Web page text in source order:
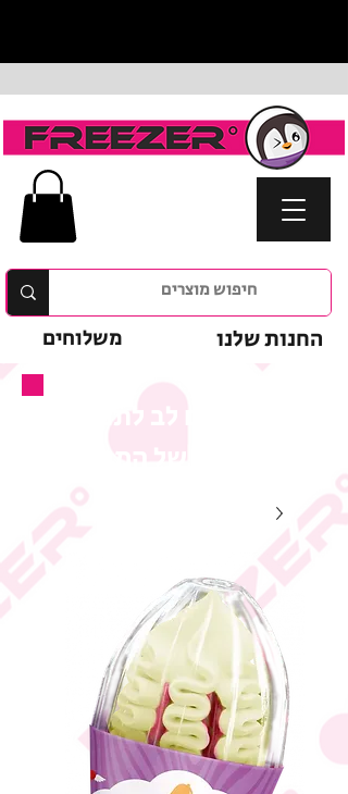
החנות שלנו משלוחים
המבצע של המוצר